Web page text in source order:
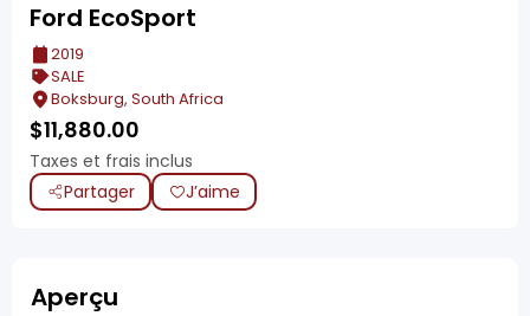
Ford EcoSport
2019
SALE
Boksburg, South Africa
$11,880.00
Taxes et frais inclus
Partager
J’aime
Aperçu